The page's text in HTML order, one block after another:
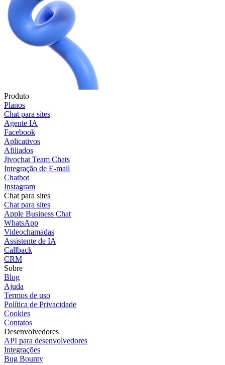
Produto
Planos
Chat para sites
Agente IA
Facebook
Aplicativos
Afiliados
Jivochat Team Chats
Integração de E-mail
Chatbot
Instagram
Chat para sites
Chat para sites
Apple Business Chat
WhatsApp
Videochamadas
Assistente de IA
Callback
CRM
Sobre
Blog
Ajuda
Termos de uso
Política de Privacidade
Cookies
Contatos
Desenvolvedores
API para desenvolvedores
Integrações
Bug Bounty